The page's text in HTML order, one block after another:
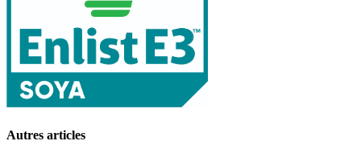
Autres articles